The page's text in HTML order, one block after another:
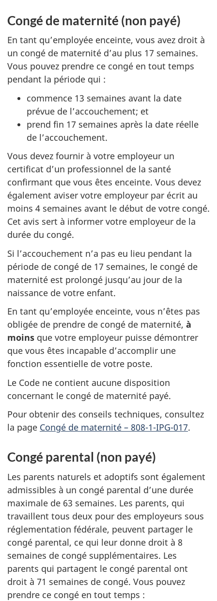
Congé de maternité (non payé)
En tant qu’employée enceinte, vous avez droit à
un congé de maternité d’au plus 17 semaines.
Vous pouvez prendre ce congé en tout temps
pendant la période qui :
commence 13 semaines avant la date
prévue de l’accouchement; et
prend fin 17 semaines après la date réelle
de l’accouchement.
Vous devez fournir à votre employeur un
certificat d’un professionnel de la santé
confirmant que vous êtes enceinte. Vous devez
également aviser votre employeur par écrit au
moins 4 semaines avant le début de votre congé.
Cet avis sert à informer votre employeur de la
durée du congé.
Si l’accouchement n’a pas eu lieu pendant la
période de congé de 17 semaines, le congé de
maternité est prolongé jusqu’au jour de la
naissance de votre enfant.
En tant qu’employée enceinte, vous n’êtes pas
obligée de prendre de congé de maternité, à
moins que votre employeur puisse démontrer
que vous êtes incapable d’accomplir une
fonction essentielle de votre poste.
Le Code ne contient aucune disposition
concernant le congé de maternité payé.
Pour obtenir des conseils techniques, consultez
la page Congé de maternité – 808-1-IPG-017.
Congé parental (non payé)
Les parents naturels et adoptifs sont également
admissibles à un congé parental d’une durée
maximale de 63 semaines. Les parents, qui
travaillent tous deux pour des employeurs sous
réglementation fédérale, peuvent partager le
congé parental, ce qui leur donne droit à 8
semaines de congé supplémentaires. Les
parents qui partagent le congé parental ont
droit à 71 semaines de congé. Vous pouvez
prendre ce congé en tout temps :